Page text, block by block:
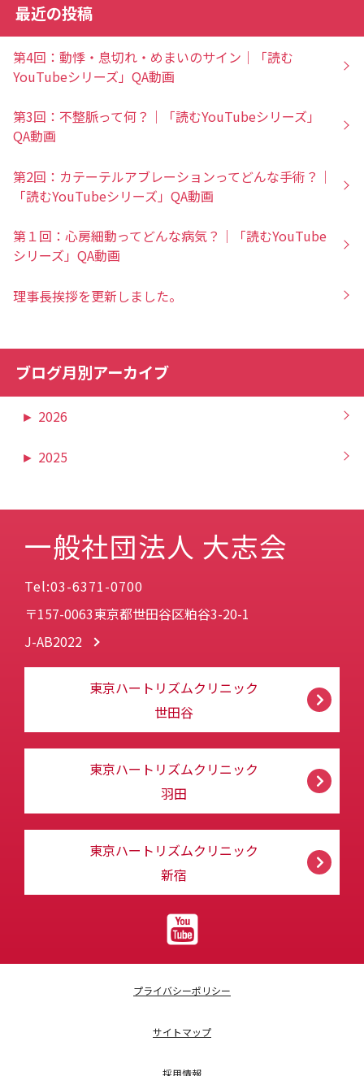
最近の投稿
第4回：動悸・息切れ・めまいのサイン｜「読む
YouTubeシリーズ」QA動画
第3回：不整脈って何？｜「読むYouTubeシリーズ」
QA動画
第2回：カテーテルアブレーションってどんな手術？｜
「読むYouTubeシリーズ」QA動画
第１回：心房細動ってどんな病気？｜「読むYouTube
シリーズ」QA動画
理事長挨拶を更新しました。
ブログ月別アーカイブ
► 2026
► 2025
一般社団法人 大志会
Tel:03-6371-0700
〒157-0063東京都世田谷区粕谷3-20-1
J-AB2022
東京ハートリズムクリニック
世田谷
東京ハートリズムクリニック
羽田
東京ハートリズムクリニック
新宿
プライバシーポリシー
サイトマップ